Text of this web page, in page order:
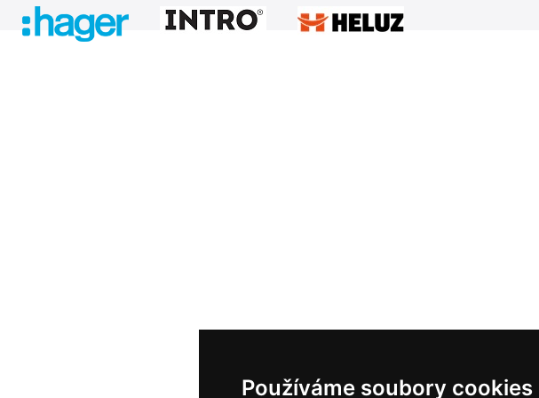
Používáme soubory cookies